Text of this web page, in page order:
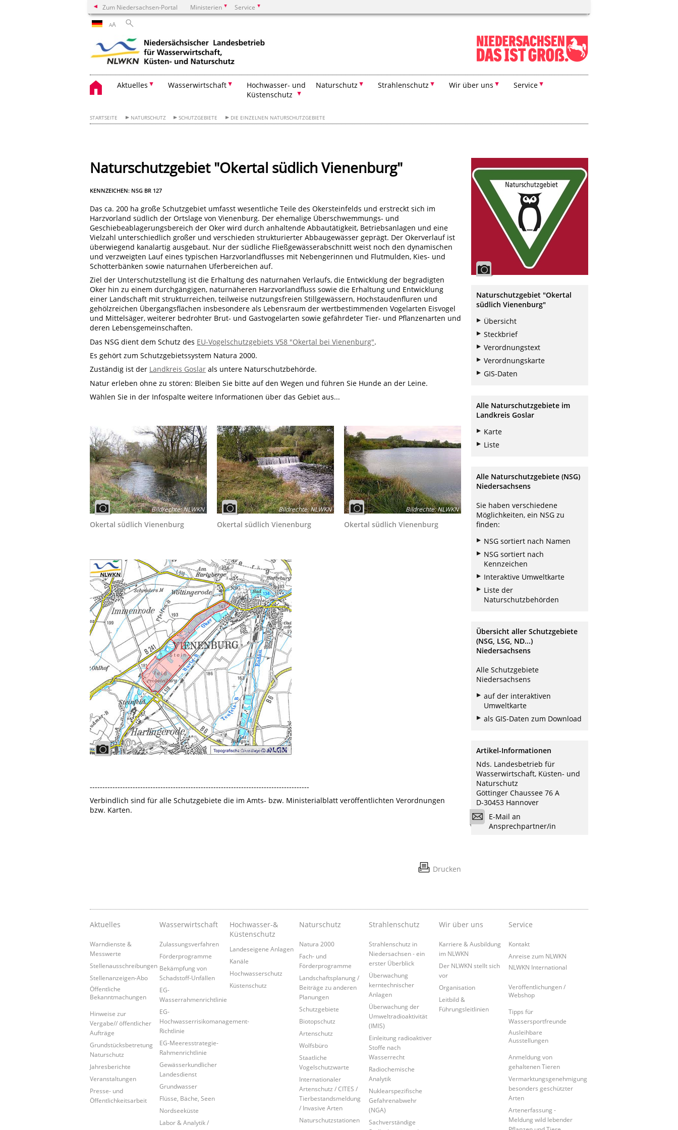
Zum Niedersachsen-Portal Ministerien Service
AA
Aktuelles Wasserwirtschaft
Hochwasser- und
Küstenschutz
Naturschutz Strahlenschutz Wir über uns Service
STARTSEITE NATURSCHUTZ SCHUTZGEBIETE DIE EINZELNEN NATURSCHUTZGEBIETE
Naturschutzgebiet "Okertal südlich Vienenburg"
KENNZEICHEN: NSG BR 127
Das ca. 200 ha große Schutzgebiet umfasst wesentliche Teile des Okersteinfelds und erstreckt sich im
Harzvorland südlich der Ortslage von Vienenburg. Der ehemalige Überschwemmungs- und
Geschiebeablagerungsbereich der Oker wird durch anhaltende Abbautätigkeit, Betriebsanlagen und eine
Vielzahl unterschiedlich großer und verschieden strukturierter Abbaugewässer geprägt. Der Okerverlauf ist
überwiegend kanalartig ausgebaut. Nur der südliche Fließgewässerabschnitt weist noch den dynamischen
und verzweigten Lauf eines typischen Harzvorlandflusses mit Nebengerinnen und Flutmulden, Kies- und
Schotterbänken sowie naturnahen Uferbereichen auf.
Ziel der Unterschutzstellung ist die Erhaltung des naturnahen Verlaufs, die Entwicklung der begradigten
Oker hin zu einem durchgängigen, naturnäheren Harzvorlandfluss sowie die Erhaltung und Entwicklung
einer Landschaft mit strukturreichen, teilweise nutzungsfreien Stillgewässern, Hochstaudenfluren und
gehölzreichen Übergangsflächen insbesondere als Lebensraum der wertbestimmenden Vogelarten Eisvogel
und Mittelsäger, weiterer bedrohter Brut- und Gastvogelarten sowie gefährdeter Tier- und Pflanzenarten und
deren Lebensgemeinschaften.
Das NSG dient dem Schutz des EU-Vogelschutzgebiets V58 "Okertal bei Vienenburg".
Es gehört zum Schutzgebietssystem Natura 2000.
Zuständig ist der Landkreis Goslar als untere Naturschutzbehörde.
Natur erleben ohne zu stören: Bleiben Sie bitte auf den Wegen und führen Sie Hunde an der Leine.
Wählen Sie in der Infospalte weitere Informationen über das Gebiet aus...
Bildrechte:NLWKN
Okertal südlich Vienenburg
Bildrechte:NLWKN
Okertal südlich Vienenburg
Bildrechte:NLWKN
Okertal südlich Vienenburg
Bildrechte:NLWKN
---------------------------------------------------------------------------------------
Verbindlich sind für alle Schutzgebiete die im Amts- bzw. Ministerialblatt veröffentlichten Verordnungen
bzw. Karten.
Drucken
Naturschutzgebiet "Okertal
südlich Vienenburg"
Übersicht
Steckbrief
Verordnungstext
Verordnungskarte
GIS-Daten
Alle Naturschutzgebiete im
Landkreis Goslar
Karte
Liste
Alle Naturschutzgebiete (NSG)
Niedersachsens
Sie haben verschiedene
Möglichkeiten, ein NSG zu
finden:
NSG sortiert nach Namen
NSG sortiert nach
Kennzeichen
Interaktive Umweltkarte
Liste der
Naturschutzbehörden
Übersicht aller Schutzgebiete
(NSG, LSG, ND...)
Niedersachsens
Alle Schutzgebiete
Niedersachsens
auf der interaktiven
Umweltkarte
als GIS-Daten zum Download
Artikel-Informationen
Nds. Landesbetrieb für
Wasserwirtschaft, Küsten- und
Naturschutz
Göttinger Chaussee 76 A
D-30453 Hannover
E-Mail an
Ansprechpartner/in
Aktuelles
Warndienste &
Messwerte
Stellenausschreibungen
Stellenanzeigen-Abo
Öffentliche
Bekanntmachungen
Hinweise zur
Vergabe// öffentlicher
Aufträge
Grundstücksbetretung
Naturschutz
Jahresberichte
Veranstaltungen
Presse- und
Öffentlichkeitsarbeit
Wasserwirtschaft
Zulassungsverfahren
Förderprogramme
Bekämpfung von
Schadstoff-Unfällen
EG-
Wasserrahmenrichtlinie
EG-
Hochwasserrisikomanagement-
Richtlinie
EG-Meeresstrategie-
Rahmenrichtlinie
Gewässerkundlicher
Landesdienst
Grundwasser
Flüsse, Bäche, Seen
Nordseeküste
Labor & Analytik /
Hochwasser-&
Küstenschutz
Landeseigene Anlagen
Kanäle
Hochwasserschutz
Küstenschutz
Naturschutz
Natura 2000
Fach- und
Förderprogramme
Landschaftsplanung /
Beiträge zu anderen
Planungen
Schutzgebiete
Biotopschutz
Artenschutz
Wolfsbüro
Staatliche
Vogelschutzwarte
Internationaler
Artenschutz / CITES /
Tierbestandsmeldung
/ Invasive Arten
Naturschutzstationen
Strahlenschutz
Strahlenschutz in
Niedersachsen - ein
erster Überblick
Überwachung
kerntechnischer
Anlagen
Überwachung der
Umweltradioaktivität
(IMIS)
Einleitung radioaktiver
Stoffe nach
Wasserrecht
Radiochemische
Analytik
Nuklearspezifische
Gefahrenabwehr
(NGA)
Sachverständige
Wir über uns
Karriere & Ausbildung
im NLWKN
Der NLWKN stellt sich
vor
Organisation
Leitbild &
Führungsleitlinien
Service
Kontakt
Anreise zum NLWKN
NLWKN International
Veröffentlichungen /
Webshop
Tipps für
Wassersportfreunde
Ausleihbare
Ausstellungen
Anmeldung von
gehaltenen Tieren
Vermarktungsgenehmigung
besonders geschützter
Arten
Artenerfassung -
Meldung wild lebender